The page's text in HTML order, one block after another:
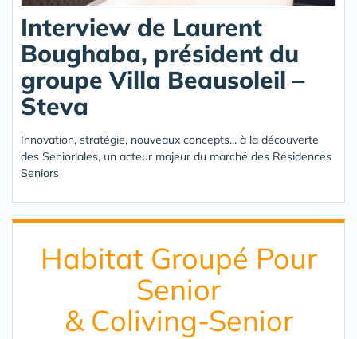
Interview de Laurent
Boughaba, président du
groupe Villa Beausoleil –
Steva
Innovation, stratégie, nouveaux concepts... à la découverte
des Senioriales, un acteur majeur du marché des Résidences
Seniors
Habitat Groupé Pour
Senior
& Coliving-Senior